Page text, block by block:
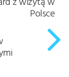
Polsce